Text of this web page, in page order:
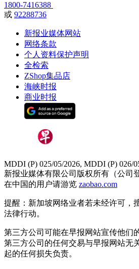
1800-7416388
或 92288736
新报业媒体网站
网络条款
个人资料保护声明
全检索
ZShop集品店
海峡时报
商业时报
MDDI (P) 025/05/2026, MDDI (P) 026/
新报业媒体有限公司版权所有（公司
在中国的用户请游览 zaobao.com
提醒：新加坡网络业者若未经许可，
法律行动。
第三方公司可能在早报网站宣传他们
第三方公司的任何交易与早报网站无
起的任何损失负责。